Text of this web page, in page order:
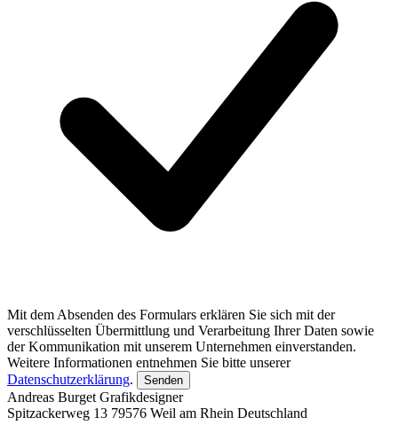
Mit dem Absenden des Formulars erklären Sie sich mit der
verschlüsselten Übermittlung und Verarbeitung Ihrer Daten sowie
der Kommunikation mit unserem Unternehmen einverstanden.
Weitere Informationen entnehmen Sie bitte unserer
Datenschutzerklärung. Senden
Andreas Burget Grafikdesigner
Spitzackerweg 13 79576 Weil am Rhein Deutschland